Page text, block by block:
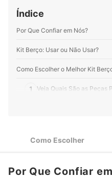
Índice
Por Que Confiar em Nós?
Kit Berço: Usar ou Não Usar?
Como Escolher o Melhor Kit
1 Veja Quais São as Peças
3 Peças do Kit Berço
4
Nacional
Como Escolher
Por Que Confiar